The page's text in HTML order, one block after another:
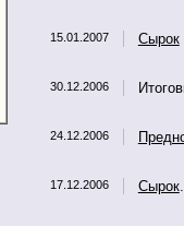
15.01.2007 Сырок
30.12.2006
24.12.2006
17.12.2006 Сырок.